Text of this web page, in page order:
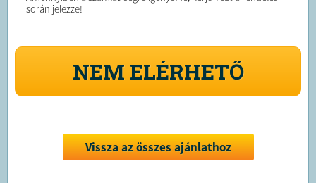
során jelezze!
NEM ELÉRHETŐ
Vissza az összes ajánlathoz